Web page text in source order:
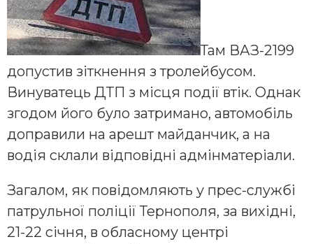
Там ВАЗ-2199
допустив зіткнення з тролейбусом.
Винуватець ДТП з місця події втік. Однак
згодом його було затримано, автомобіль
доправили на арешт майданчик, а на
водія склали відповідні адмінматеріали.
Загалом, як повідомляють у прес-службі
патрульної поліції Тернополя, за вихідні,
21-22 січня, в обласному центрі